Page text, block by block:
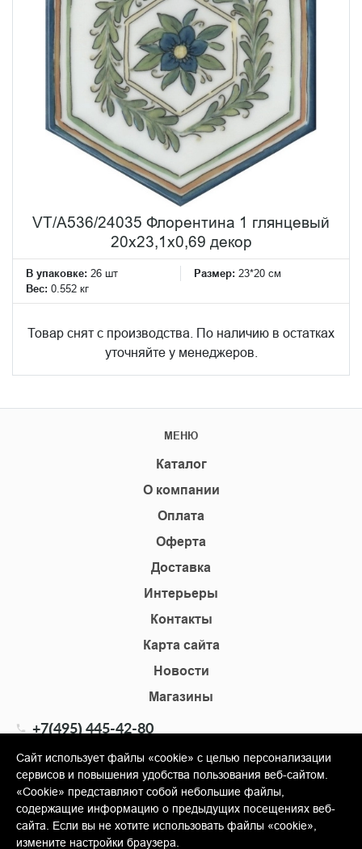
VT/A536/24035 Флорентина 1 глянцевый
20x23,1x0,69 декор
В упаковке: 26 шт Размер: 23*20 см
Вес: 0.552 кг
Товар снят с производства. По наличию в остатках
уточняйте у менеджеров.
МЕНЮ
Каталог
О компании
Оплата
Оферта
Доставка
Интерьеры
Контакты
Карта сайта
Новости
Магазины
+7(495) 445-42-80
info@shopkm.ru
© Copyright 2013-2026 KERAMA MARAZZI, ООО «Гамма
Керамика»
Сайт использует файлы «cookie» с целью персонализации
сервисов и повышения удобства пользования веб-сайтом.
«Cookie» представляют собой небольшие файлы,
содержащие информацию о предыдущих посещениях веб-
сайта. Если вы не хотите использовать файлы «cookie»,
измените настройки браузера.